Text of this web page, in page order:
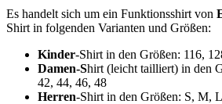
Es handelt sich um ein Funktionsshirt von
Shirt in folgenden Varianten und Größen:
Kinder-Shirt in den Größen: 116,
Damen-Shirt (leicht tailliert) in den
42, 44, 46, 48
Herren-Shirt in den Größen: S,